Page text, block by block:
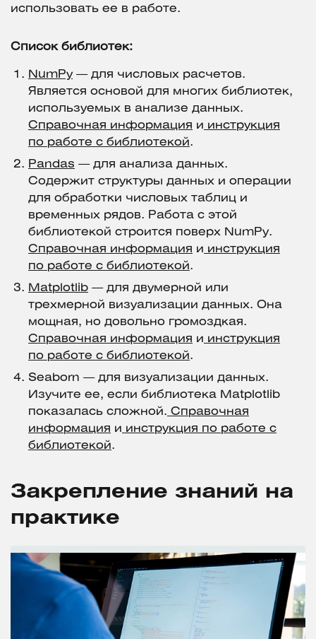
использовать ее в работе.
Список библиотек:
NumPy— для числовых расчетов.
Является основой для многих библиотек,
используемых в анализе данных.
Справочная информация и инструкция
по работе с библиотекой.
Pandas — для анализа данных.
Содержит структуры данных и операции
для обработки числовых таблиц и
временных рядов. Работа с этой
библиотекой строится поверх NumPy.
Справочная информация и инструкция
по работе с библиотекой.
Matplotlib — для двумерной или
трехмерной визуализации данных. Она
мощная, но довольно громоздкая.
Справочная информация и инструкция
по работе с библиотекой.
Seaborn — для визуализации данных.
Изучите ее, если библиотека Matplotlib
показалась сложной. Справочная
информация и инструкция по работе с
библиотекой.
Закрепление знаний на
практике